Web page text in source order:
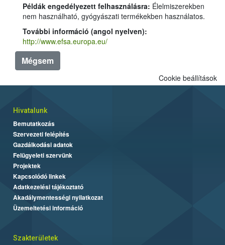
Példák engedélyezett felhasználásra: Élelmiszerekben
nem használható, gyógyászati termékekben használatos.
További információ (angol nyelven):
http://www.efsa.europa.eu/
Mégsem
Cookie beállítások
Hivatalunk
Bemutatkozás
Szervezeti felépítés
Gazdálkodási adatok
Felügyeleti szervünk
Projektek
Kapcsolódó linkek
Adatkezelési tájékoztató
Akadálymentességi nyilatkozat
Üzemeltetési információ
Szakterületek